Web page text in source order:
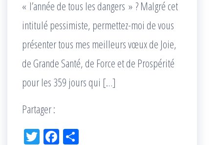
« l’année de tous les dangers » ? Malgré cet
intitulé pessimiste, permettez-moi de vous
présenter tous mes meilleurs vœux de Joie,
de Grande Santé, de Force et de Prospérité
pour les 359 jours qui […]
Partager :
Tw Fac